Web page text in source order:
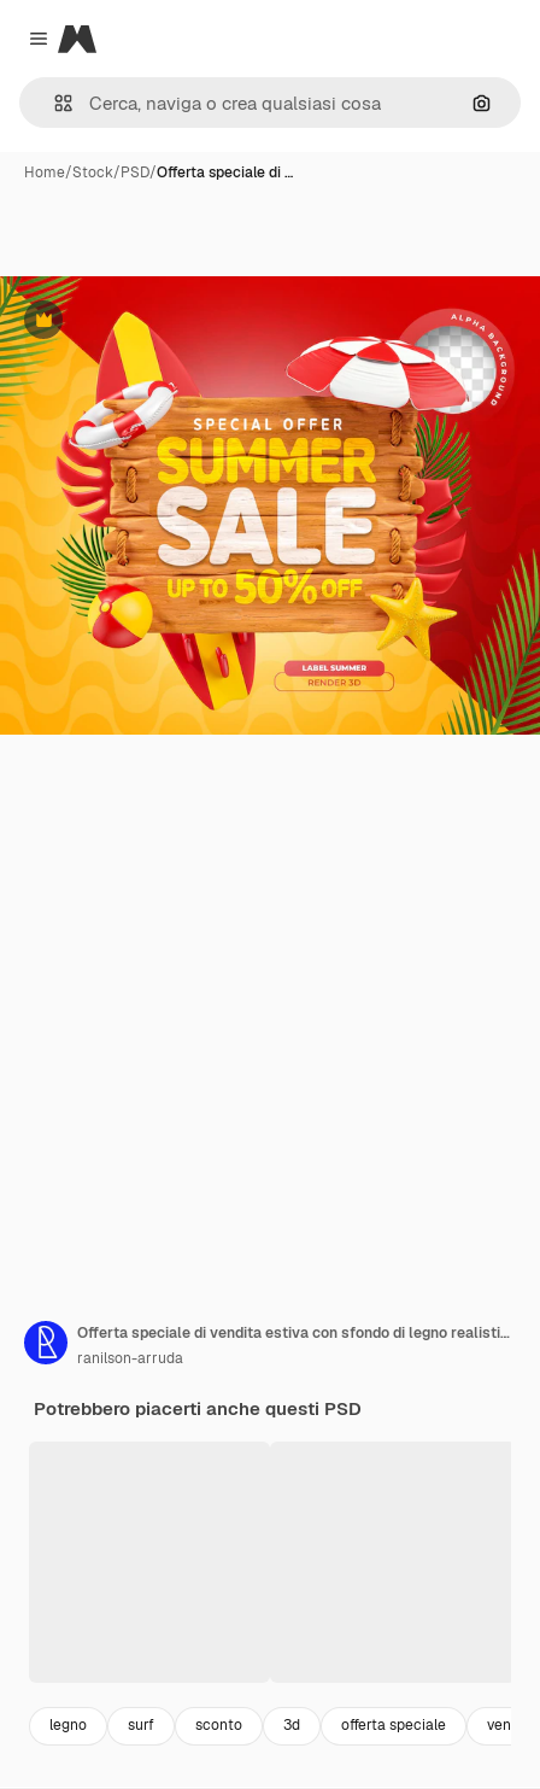
Close menu
Magnific
Cerca
Home/Stock/PSD/Offerta speciale di …
Premium
Offerta speciale di vendita estiva con sfondo di legno realistico e ombrello e tavola da surf
ranilson-arruda
Potrebbero piacerti anche questi PSD
legno surf sconto 3d offerta speciale